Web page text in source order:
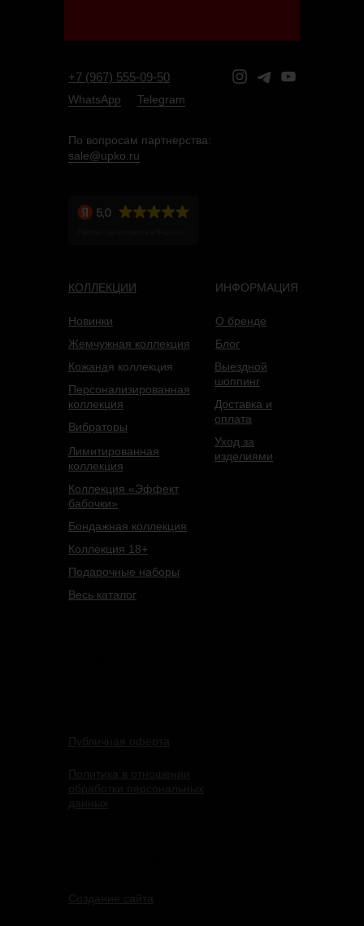
+7 (967) 555-09-50
КОЛЛЕКЦИИ ИНФОРМАЦИЯ
Новинки
Подарочные наборы
Жемчужная коллекция
Кожаная коллекция
Персонализированная
коллекция
Лимитированная
коллекция
Коллекция 18+
Весь каталог
О бренде
Блог
Уход за
изделиями
Коллекция «Эффект
бабочки»
Бондажная коллекция
Выездной
шоппинг
Доставка и
оплата
По вопросам партнерства:
sale@upko.ru
WhatsApp Telegram
Вибраторы